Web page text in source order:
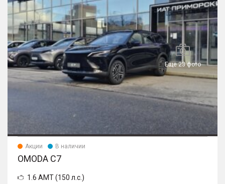
Еще 23 фото
Акции В наличии
OMODA C7
1.6 AMT (150 л.с.)